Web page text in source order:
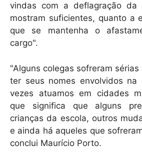
vindas com a deflagração da
mostram suficientes, quanto a
que se mantenha o
cargo".
"Alguns colegas sofreram
ter seus nomes envolvidos na
vezes atuamos em cidades
que significa que alguns
crianças da escola, outros
e ainda há aqueles que
conclui Maurício Porto.